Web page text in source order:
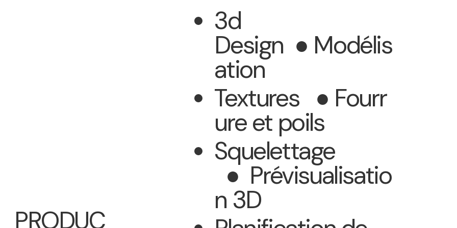
PRODUC
3d
Design ● Modélis
ation
Textures ● Fourr
ure et poils
Squelettage
● Prévisualisatio
n 3D